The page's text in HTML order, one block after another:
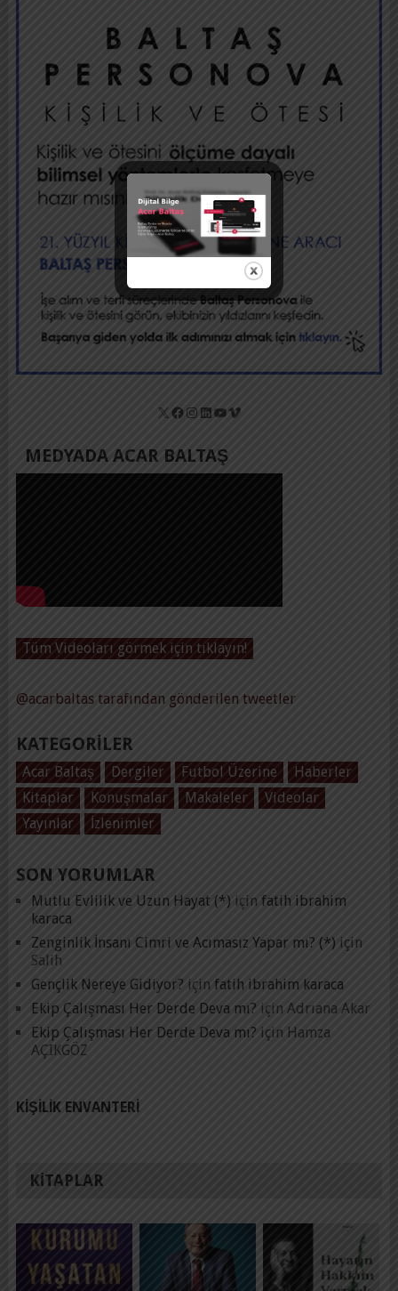
X Facebook
Instagram
LinkedIn
YouTube
Vimeo
MEDYADA ACAR BALTAŞ
Tüm Videoları görmek için tıklayın!
@acarbaltas tarafından gönderilen tweetler
KATEGORILER
Acar Baltaş Dergiler Futbol Üzerine
Haberler
Kitaplar
Konuşmalar Makaleler
Videolar
Yayınlar
İzlenimler
SON YORUMLAR
Mutlu Evlilik ve Uzun Hayat (*) için fatih ibrahim
karaca
Zenginlik İnsanı Cimri ve Acımasız Yapar mı? (*) için
Salih
Gençlik Nereye Gidiyor? için fatih ibrahim karaca
Ekip Çalışması Her Derde Deva mı? için Adrıana Akar
Ekip Çalışması Her Derde Deva mı? için Hamza
AÇIKGÖZ
KIŞILIK ENVANTERI
KITAPLAR